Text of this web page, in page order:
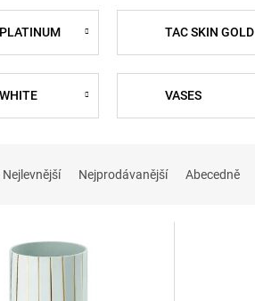
TAC SKIN GOLD
VASES
Nejlevnější Nejprodávanější Abecedně